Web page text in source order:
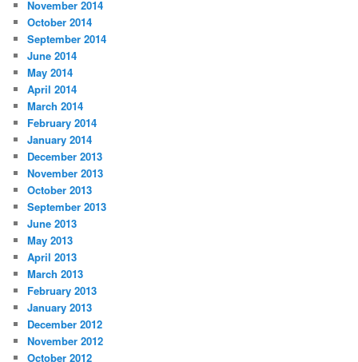
November 2014
October 2014
September 2014
June 2014
May 2014
April 2014
March 2014
February 2014
January 2014
December 2013
November 2013
October 2013
September 2013
June 2013
May 2013
April 2013
March 2013
February 2013
January 2013
December 2012
November 2012
October 2012